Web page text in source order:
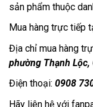
sản phẩm thuộc
Mua hàng trực tiếp
Địa chỉ mua hàng
phường Thạnh Lộc,
Điện thoại: 0908